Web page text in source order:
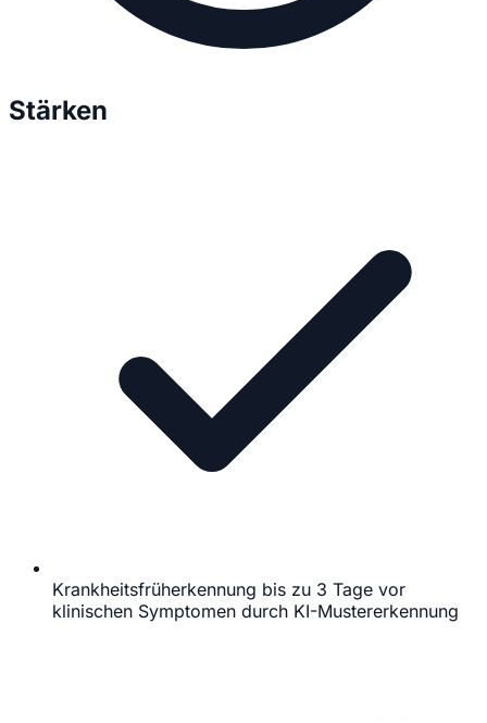
Stärken
Krankheitsfrüherkennung bis zu 3 Tage vor
klinischen Symptomen durch KI-Mustererkennung